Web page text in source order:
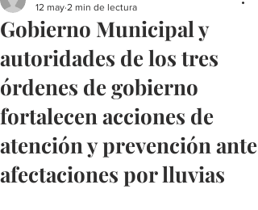
Gobierno Municipal y
autoridades de los tres
órdenes de gobierno
fortalecen acciones de
atención y prevención ante
afectaciones por lluvias
12 may 2 min de lectura